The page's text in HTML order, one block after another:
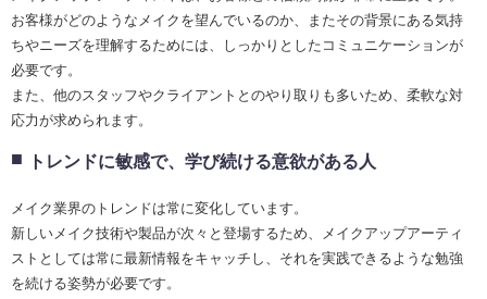
お客様がどのようなメイクを望んでいるのか、またその背景にある気持
ちやニーズを理解するためには、しっかりとしたコミュニケーションが
必要です。
また、他のスタッフやクライアントとのやり取りも多いため、柔軟な対
応力が求められます。
トレンドに敏感で、学び続ける意欲がある人
メイク業界のトレンドは常に変化しています。
新しいメイク技術や製品が次々と登場するため、メイクアップアーティ
ストとしては常に最新情報をキャッチし、それを実践できるような勉強
を続ける姿勢が必要です。